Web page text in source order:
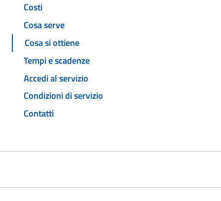
Costi
Cosa serve
Cosa si ottiene
Tempi e scadenze
Accedi al servizio
Condizioni di servizio
Contatti